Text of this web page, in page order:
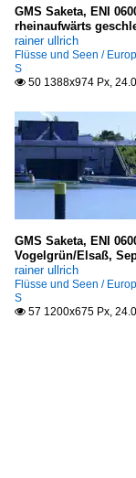
GMS Saketa, ENI
rheinaufwärts
rainer ullrich
Flüsse und Seen /
S
 50 1388x974 Px,
GMS Saketa, ENI
Vogelgrün/Elsaß,
rainer ullrich
Flüsse und Seen /
S
 57 1200x675 Px,